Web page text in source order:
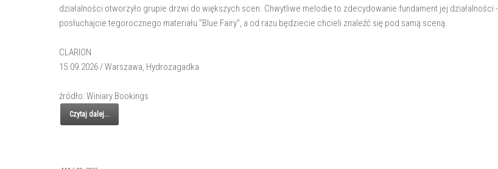
działalności otworzyło grupie drzwi do większych scen. Chwytliwe melodie to zdecydowanie fundament jej działalności -
posłuchajcie tegorocznego materiału "Blue Fairy", a od razu będziecie chcieli znaleźć się pod samą sceną.
CLARION
15.09.2026 / Warszawa, Hydrozagadka
źródło: Winiary Bookings
Czytaj dalej...